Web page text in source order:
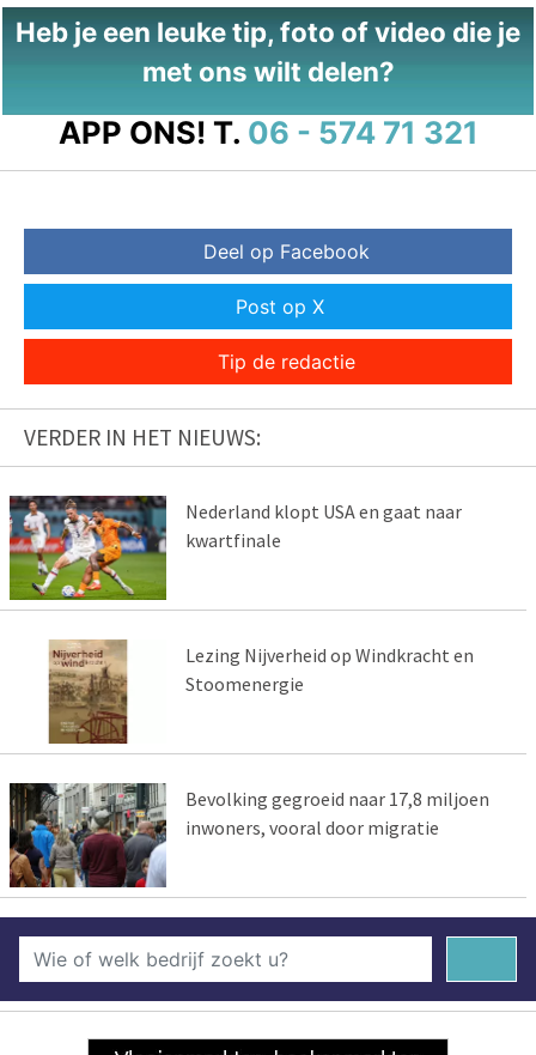
Heb je een leuke tip, foto of video die je
met ons wilt delen?
APP ONS! T. 06 - 574 71 321
Deel op Facebook
Post op X
Tip de redactie
VERDER IN HET NIEUWS:
Nederland klopt USA en gaat naar
kwartfinale
Lezing Nijverheid op Windkracht en
Stoomenergie
Bevolking gegroeid naar 17,8 miljoen
inwoners, vooral door migratie